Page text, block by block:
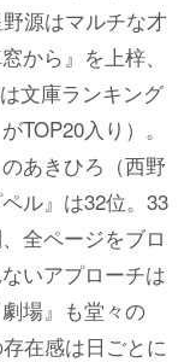
源はマルチな才
から』を上梓、
文庫ランキング
TOP20入り）。
あきひろ（西野
ル』は32位。33
全ページをブロ
いアプローチは
場』も堂々の
在感は日ごとに